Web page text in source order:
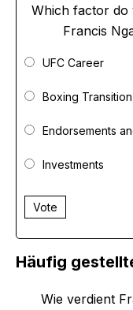
Which factor do
Francis
UFC Career
Boxing Transition
Endorsements
Investments
Vote
Häufig
Wie verdient